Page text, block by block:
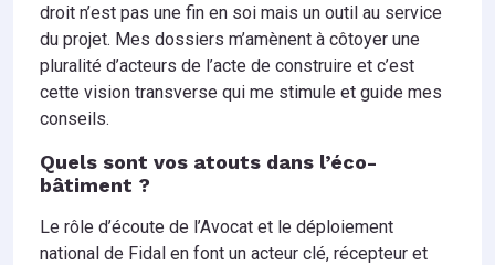
droit n’est pas une fin en soi mais un outil au service
du projet. Mes dossiers m’amènent à côtoyer une
pluralité d’acteurs de l’acte de construire et c’est
cette vision transverse qui me stimule et guide mes
conseils.
Quels sont vos atouts dans l’éco-
bâtiment ?
Le rôle d’écoute de l’Avocat et le déploiement
national de Fidal en font un acteur clé, récepteur et